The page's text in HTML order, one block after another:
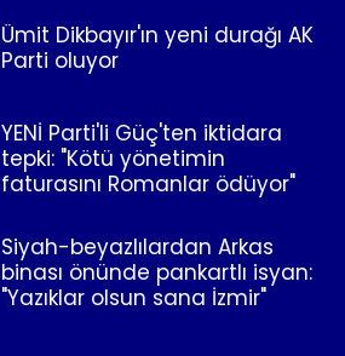
Ümit Dikbayır'ın yeni durağı AK
Parti oluyor
YENİ Parti'li Güç'ten iktidara
tepki: "Kötü yönetimin
faturasını Romanlar ödüyor"
Siyah-beyazlılardan Arkas
binası önünde pankartlı isyan:
"Yazıklar olsun sana İzmir"